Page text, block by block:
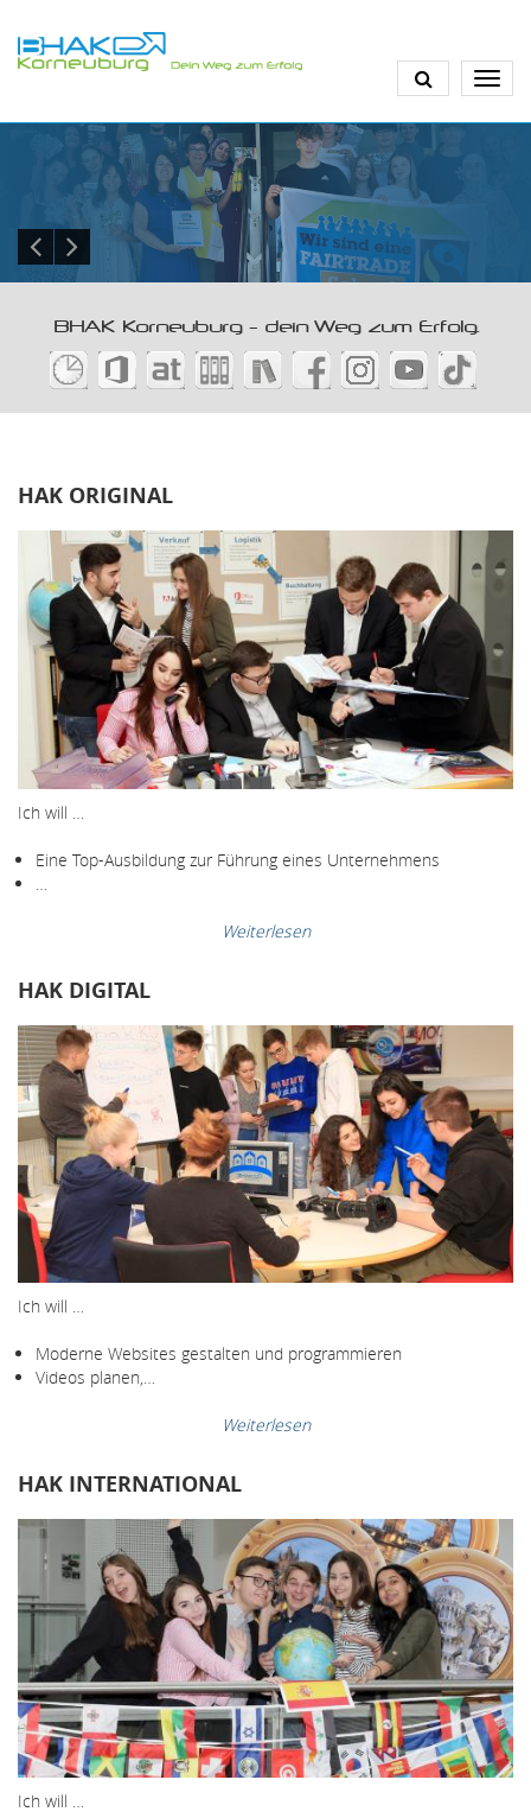
zum
Inhalt
BHAK Korneuburg - dein Weg zum Erfolg.
HAK ORIGINAL
Ich will …
Eine Top-Ausbildung zur Führung eines Unternehmens
Weiterlesen
HAK DIGITAL
Ich will …
Moderne Websites gestalten und programmieren
Videos planen,…
Weiterlesen
HAK INTERNATIONAL
Ich will …